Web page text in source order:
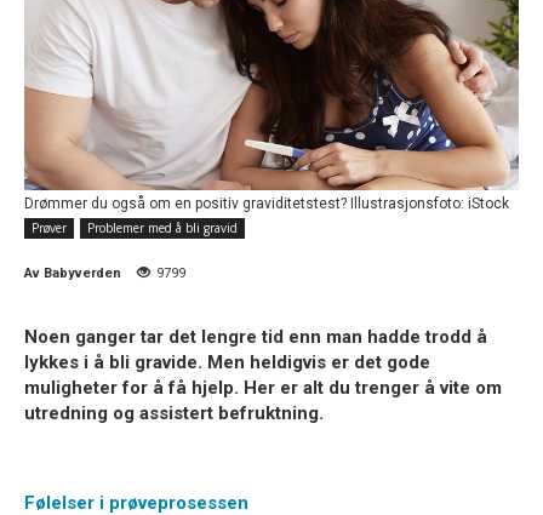
Drømmer du også om en positiv graviditetstest? Illustrasjonsfoto: iStock
Prøver
Problemer med å bli gravid
Av Babyverden 9799
Noen ganger tar det lengre tid enn man hadde trodd å
lykkes i å bli gravide. Men heldigvis er det gode
muligheter for å få hjelp. Her er alt du trenger å vite om
utredning og assistert befruktning.
Følelser i prøveprosessen